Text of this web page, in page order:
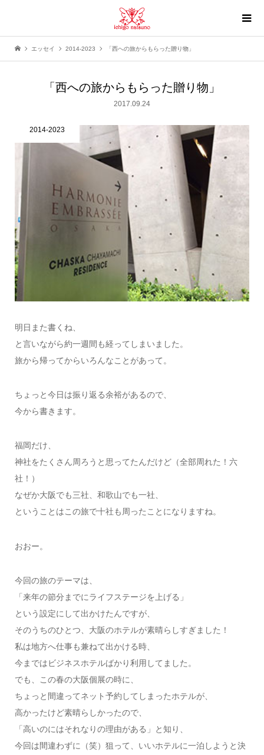
エッセイ 2014-2023 「西への旅からもらった贈り物」
「西への旅からもらった贈り物」
2017.09.24
2014-2023
明日また書くね、
と言いながら約一週間も経ってしまいました。
旅から帰ってからいろんなことがあって。
ちょっと今日は振り返る余裕があるので、
今から書きます。
福岡だけ、
神社をたくさん周ろうと思ってたんだけど（全部周れた！六
社！）
なぜか大阪でも三社、和歌山でも一社、
ということはこの旅で十社も周ったことになりますね。
おおー。
今回の旅のテーマは、
「来年の節分までにライフステージを上げる」
という設定にして出かけたんですが、
そのうちのひとつ、大阪のホテルが素晴らしすぎました！
私は地方へ仕事も兼ねて出かける時、
今まではビジネスホテルばかり利用してました。
でも、この春の大阪個展の時に、
ちょっと間違ってネット予約してしまったホテルが、
高かったけど素晴らしかったので、
「高いのにはそれなりの理由がある」と知り、
今回は間違わずに（笑）狙って、いいホテルに一泊しようと決